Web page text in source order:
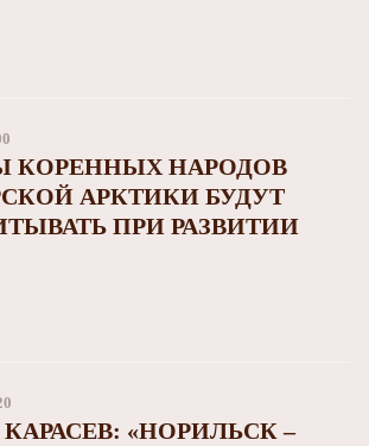
КОРЕННЫХ НАРОДОВ
АРКТИКИ БУДУТ
ПРИ РАЗВИТИИ
«НОРИЛЬСК –